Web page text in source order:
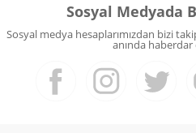
Sosyal Medyada
Sosyal medya hesaplarımızdan bizi
anında